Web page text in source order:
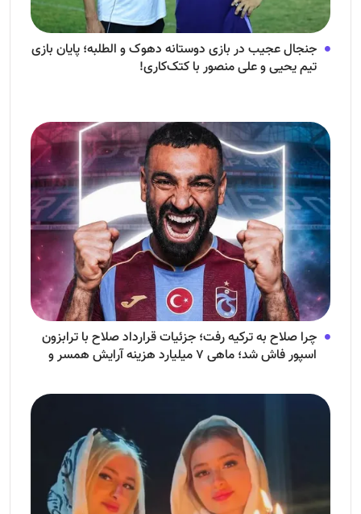
جنجال عجیب در بازی دوستانه دهوک و الطلبه؛ پایان بازی
تیم یحیی و علی منصور با کتک‌کاری!
چرا صلاح به ترکیه رفت؛ جزئیات قرارداد صلاح با ترابزون
اسپور فاش شد؛ ماهی ۷ میلیارد هزینه آرایش همسر و